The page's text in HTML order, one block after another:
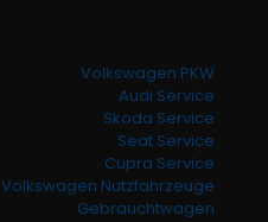
Volkswagen PKW
Audi Service
Skoda Service
Seat Service
Cupra Service
Volkswagen Nutzfahrzeuge
Gebrauchtwagen